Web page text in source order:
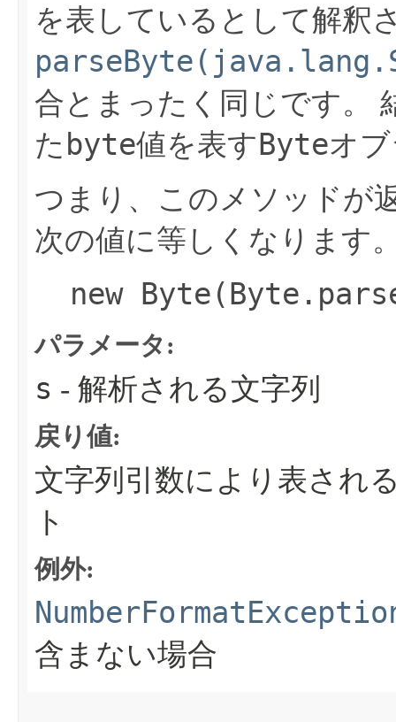
を表しているとして解釈
合とまったく同じです。
た byte値を表すByteオ
つまり、このメソッドが
次の値に等しくなります
new
パラメータ:
s - 解析される文字列
戻り値:
文字列引数により表され
ト
例外:
含まない場合